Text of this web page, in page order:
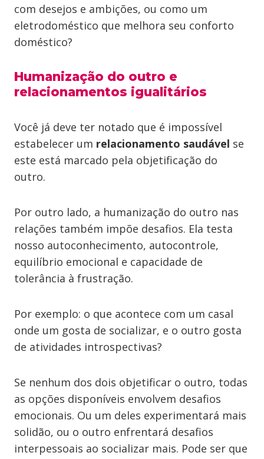
com desejos e ambições, ou como um
eletrodoméstico que melhora seu conforto
doméstico?
Humanização do outro e
relacionamentos igualitários
Você já deve ter notado que é impossível
estabelecer um relacionamento saudável se
este está marcado pela objetificação do
outro.
Por outro lado, a humanização do outro nas
relações também impõe desafios. Ela testa
nosso autoconhecimento, autocontrole,
equilíbrio emocional e capacidade de
tolerância à frustração.
Por exemplo: o que acontece com um casal
onde um gosta de socializar, e o outro gosta
de atividades introspectivas?
Se nenhum dos dois objetificar o outro, todas
as opções disponíveis envolvem desafios
emocionais. Ou um deles experimentará mais
solidão, ou o outro enfrentará desafios
interpessoais ao socializar mais. Pode ser que